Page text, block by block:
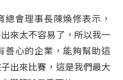
會理事長陳煥修表示，
出來太不容易了，所以我一
善心的企業，能夠幫助這
出來比賽，這是我們最大